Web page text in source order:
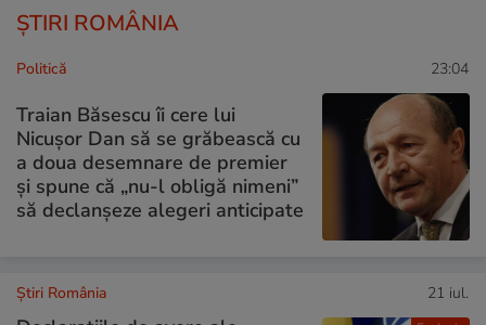
ȘTIRI ROMÂNIA
Politică 23:04
Traian Băsescu îi cere lui
Nicușor Dan să se grăbească cu
a doua desemnare de premier
și spune că „nu-l obligă nimeni”
să declanșeze alegeri anticipate
Știri România 21 iul.